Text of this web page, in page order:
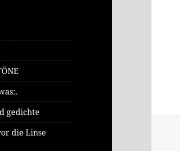
gedichte
die Linse